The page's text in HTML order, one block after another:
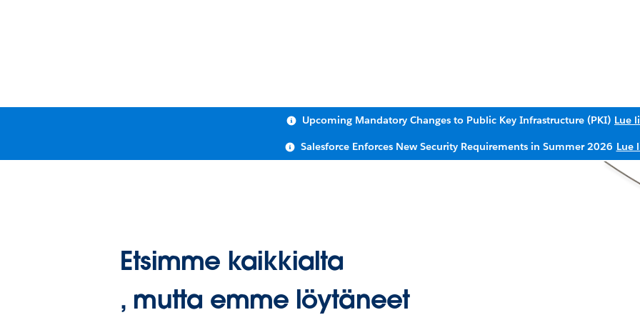
Upcoming Mandatory Changes to Public Key Infrastructure (PKI) Lue
Salesforce Enforces New Security Requirements in Summer 2026 Lue
Etsimme kaikkialta
, mutta emme löytäneet